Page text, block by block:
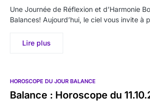
Une Journée de Réflexion et d’Harmonie
Balances! Aujourd’hui, le ciel vous invite à
Lire plus
HOROSCOPE DU JOUR BALANCE
Balance : Horoscope du